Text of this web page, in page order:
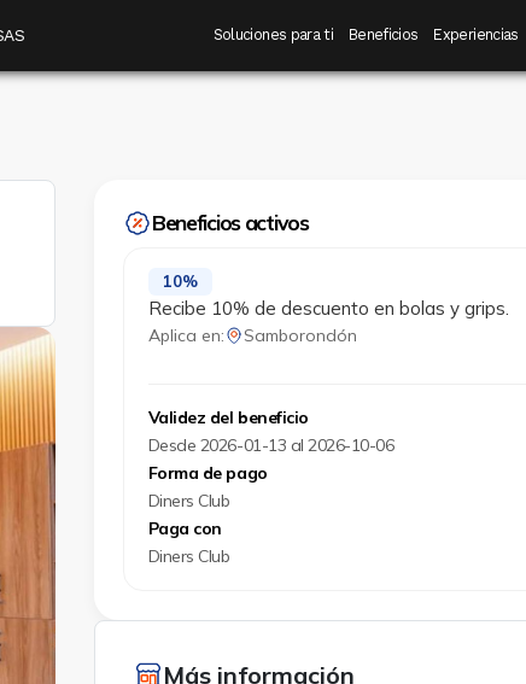
Navegación principal
Soluciones para ti Beneficios Experiencias
Beneficios activos
10%
Recibe 10% de descuento en bolas y grips.
Aplica en: Samborondón
Validez del beneficio
Desde 2026-01-13 al 2026-10-06
Forma de pago
Diners Club
Paga con
Diners Club
Más información